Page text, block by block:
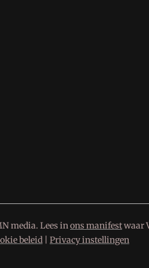
media. Lees inons manifestwaar
beleid Privacy instellingen